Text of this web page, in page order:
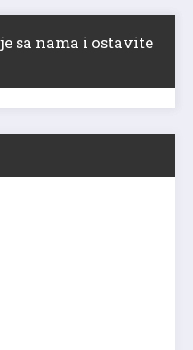
sa nama i ostavite